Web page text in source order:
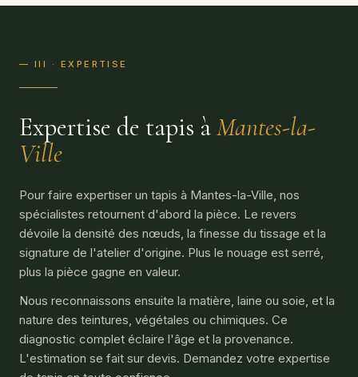
— III · EXPERTISE
Expertise de tapis àMantes-la-
Ville
Pour faire expertiser un tapis à Mantes-la-Ville, nos
spécialistes retournent d'abord la pièce. Le revers
dévoile la densité des nœuds, la finesse du tissage et la
signature de l'atelier d'origine. Plus le nouage est serré,
plus la pièce gagne en valeur.
Nous reconnaissons ensuite la matière, laine ou soie, et la
nature des teintures, végétales ou chimiques. Ce
diagnostic complet éclaire l'âge et la provenance.
L'estimation se fait sur devis. Demandez votre expertise